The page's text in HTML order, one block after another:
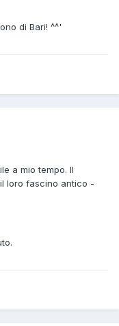
di Bari! ^^'
a mio tempo. Il
loro fascino antico -